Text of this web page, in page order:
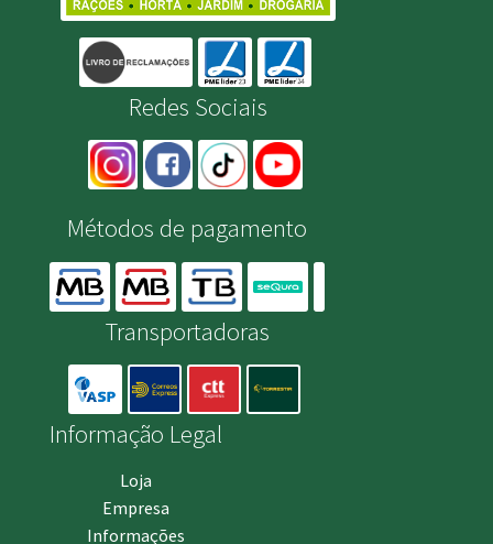
Redes Sociais
Métodos de pagamento
Transportadoras
Informação Legal
Loja
Empresa
Informações